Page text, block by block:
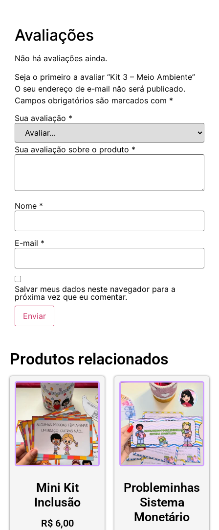
Avaliações
Não há avaliações ainda.
Seja o primeiro a avaliar “Kit 3 – Meio Ambiente”
O seu endereço de e-mail não será publicado.
Campos obrigatórios são marcados com *
Sua avaliação *
Sua avaliação sobre o produto *
Nome *
E-mail *
Salvar meus dados neste navegador para a
próxima vez que eu comentar.
Produtos relacionados
Mini Kit
Inclusão
R$6,00
Probleminhas
Sistema
Monetário